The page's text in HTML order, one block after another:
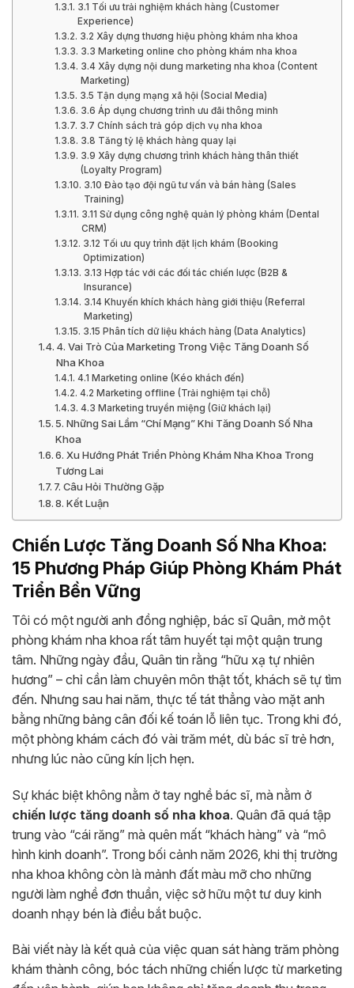
3.1 Tối ưu trải nghiệm khách hàng (Customer
Experience)
3.2 Xây dựng thương hiệu phòng khám nha khoa
3.3 Marketing online cho phòng khám nha khoa
3.4 Xây dựng nội dung marketing nha khoa (Content
Marketing)
3.5 Tận dụng mạng xã hội (Social Media)
3.6 Áp dụng chương trình ưu đãi thông minh
3.7 Chính sách trả góp dịch vụ nha khoa
3.8 Tăng tỷ lệ khách hàng quay lại
3.9 Xây dựng chương trình khách hàng thân thiết
(Loyalty Program)
3.10 Đào tạo đội ngũ tư vấn và bán hàng (Sales
Training)
3.11 Sử dụng công nghệ quản lý phòng khám (Dental
CRM)
3.12 Tối ưu quy trình đặt lịch khám (Booking
Optimization)
3.13 Hợp tác với các đối tác chiến lược (B2B &
Insurance)
3.14 Khuyến khích khách hàng giới thiệu (Referral
Marketing)
3.15 Phân tích dữ liệu khách hàng (Data Analytics)
4. Vai Trò Của Marketing Trong Việc Tăng Doanh Số
Nha Khoa
4.1 Marketing online (Kéo khách đến)
4.2 Marketing offline (Trải nghiệm tại chỗ)
4.3 Marketing truyền miệng (Giữ khách lại)
5. Những Sai Lầm “Chí Mạng” Khi Tăng Doanh Số Nha
Khoa
6. Xu Hướng Phát Triển Phòng Khám Nha Khoa Trong
Tương Lai
7. Câu Hỏi Thường Gặp
8. Kết Luận
Chiến Lược Tăng Doanh Số Nha Khoa:
15 Phương Pháp Giúp Phòng Khám Phát
Triển Bền Vững
Tôi có một người anh đồng nghiệp, bác sĩ Quân, mở một
phòng khám nha khoa rất tâm huyết tại một quận trung
tâm. Những ngày đầu, Quân tin rằng “hữu xạ tự nhiên
hương” – chỉ cần làm chuyên môn thật tốt, khách sẽ tự tìm
đến. Nhưng sau hai năm, thực tế tát thẳng vào mặt anh
bằng những bảng cân đối kế toán lỗ liên tục. Trong khi đó,
một phòng khám cách đó vài trăm mét, dù bác sĩ trẻ hơn,
nhưng lúc nào cũng kín lịch hẹn.
Sự khác biệt không nằm ở tay nghề bác sĩ, mà nằm ở
chiến lược tăng doanh số nha khoa. Quân đã quá tập
trung vào “cái răng” mà quên mất “khách hàng” và “mô
hình kinh doanh”. Trong bối cảnh năm 2026, khi thị trường
nha khoa không còn là mảnh đất màu mỡ cho những
người làm nghề đơn thuần, việc sở hữu một tư duy kinh
doanh nhạy bén là điều bắt buộc.
Bài viết này là kết quả của việc quan sát hàng trăm phòng
khám thành công, bóc tách những chiến lược từ marketing